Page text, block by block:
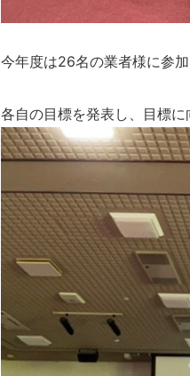
今年度は26名の業者様に参加
各自の目標を発表し、目標